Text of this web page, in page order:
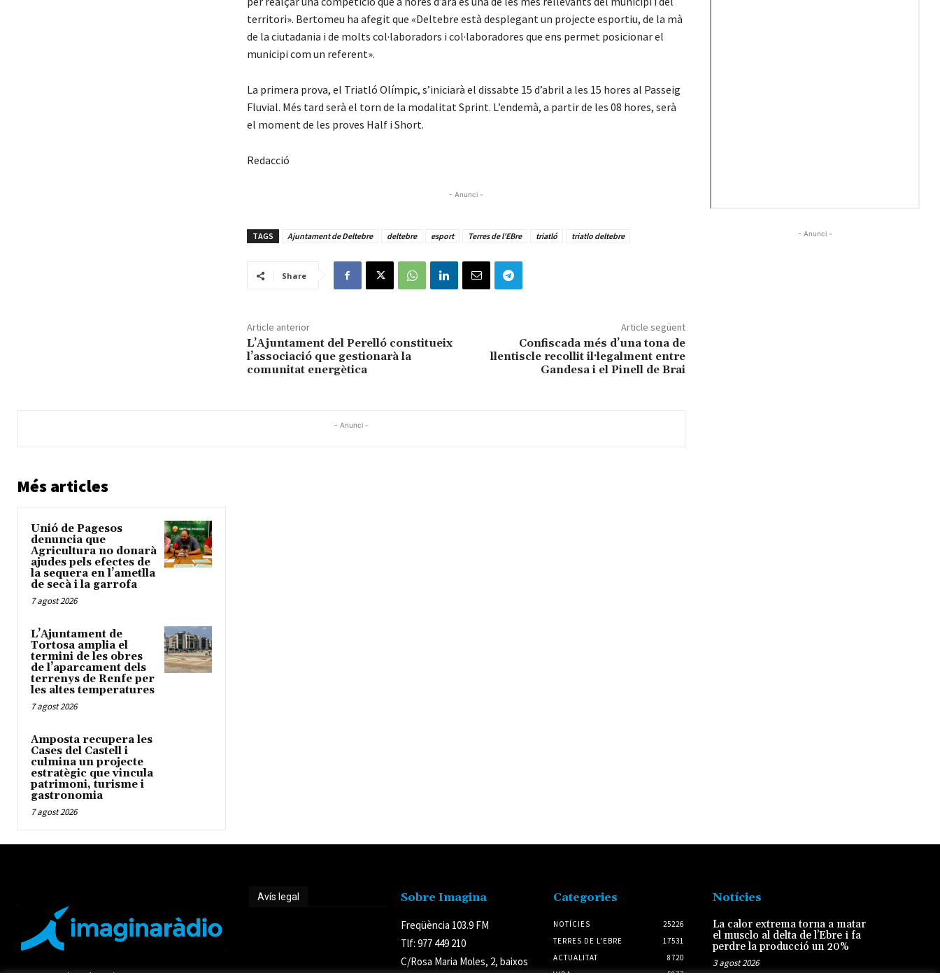
territori». Bertomeu ha afegit que «Deltebre està desplegant un projecte esportiu, de la mà
de la ciutadania i de molts col·laboradors i col·laboradores que ens permet posicionar el
municipi com un referent».
La primera prova, el Triatló Olímpic, s’iniciarà el dissabte 15 d’abril a les 15 hores al Passeig
Fluvial. Més tard serà el torn de la modalitat Sprint. L’endemà, a partir de les 08 hores, serà
el moment de les proves Half i Short.
Redacció
- Anunci -
TAGS Ajuntament de Deltebre deltebre esport Terres de l'EBre triatló triatlo deltebre
Share
Article anterior
L’Ajuntament del Perelló constitueix
l’associació que gestionarà la
comunitat energètica
Article següent
Confiscada més d’una tona de
llentiscle recollit il·legalment entre
Gandesa i el Pinell de Brai
- Anunci -
Més articles
Unió de Pagesos
denuncia que
Agricultura no donarà
ajudes pels efectes de
la sequera en l’ametlla
de secà i la garrofa
7 agost 2026
L’Ajuntament de
Tortosa amplia el
termini de les obres
de l’aparcament dels
terrenys de Renfe per
les altes temperatures
7 agost 2026
Amposta recupera les
Cases del Castell i
culmina un projecte
estratègic que vincula
patrimoni, turisme i
gastronomia
7 agost 2026
- Anunci -
Avís legal Sobre Imagina
Freqüència 103.9 FM
Tlf: 977 449 210
C/Rosa Maria Moles, 2, baixos
Categories
NOTÍCIES
25226
TERRES DE L'EBRE
17531
ACTUALITAT
8720
Notícies
La calor extrema torna a matar
el musclo al delta de l’Ebre i fa
perdre la producció un 20%
3 agost 2026